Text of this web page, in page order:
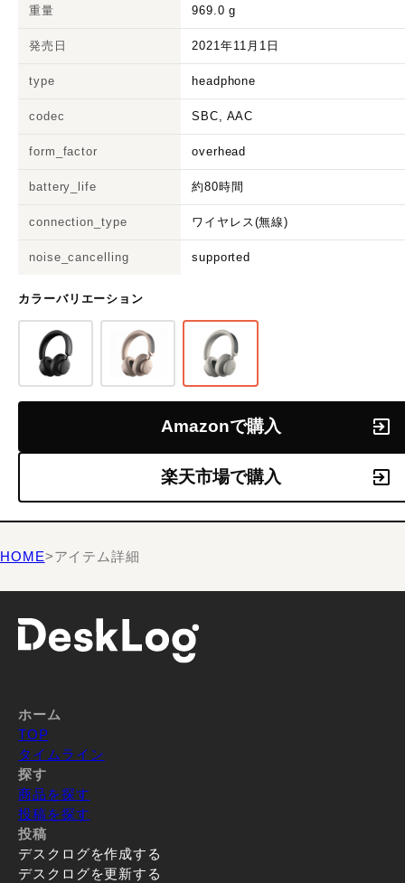
重量 969.0 g
発売日 2021年11月1日
type headphone
codec SBC, AAC
form_factor overhead
battery_life 約80時間
connection_type ワイヤレス(無線)
noise_cancelling supported
カラーバリエーション
Amazonで購入
楽天市場で購入
HOME>アイテム詳細
ホーム
TOP
タイムライン
探す
商品を探す
投稿を探す
投稿
デスクログを作成する
デスクログを更新する